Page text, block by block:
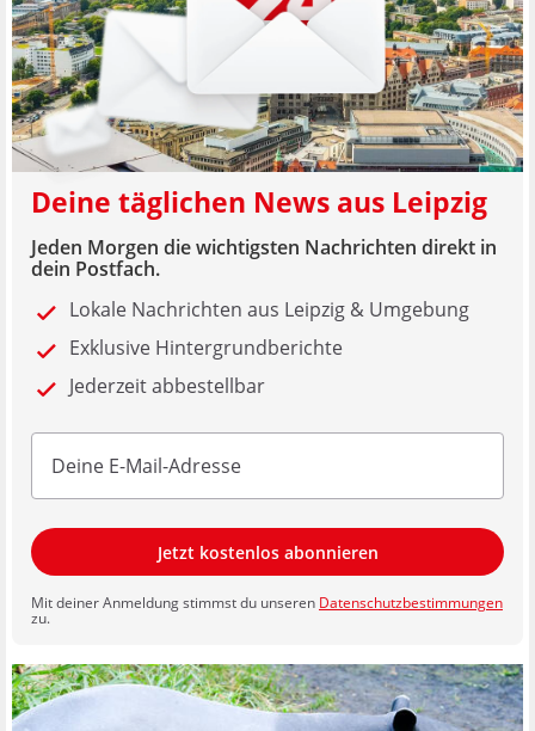
Deine täglichen News aus Leipzig
Jeden Morgen die wichtigsten Nachrichten direkt in
dein Postfach.
Lokale Nachrichten aus Leipzig & Umgebung
Exklusive Hintergrundberichte
Jederzeit abbestellbar
Jetzt kostenlos abonnieren
Mit deiner Anmeldung stimmst du unseren Datenschutzbestimmungen
zu.